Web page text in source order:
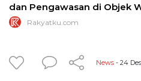
dan Pengawasan di Objek
Rakyatku.com
News - 24